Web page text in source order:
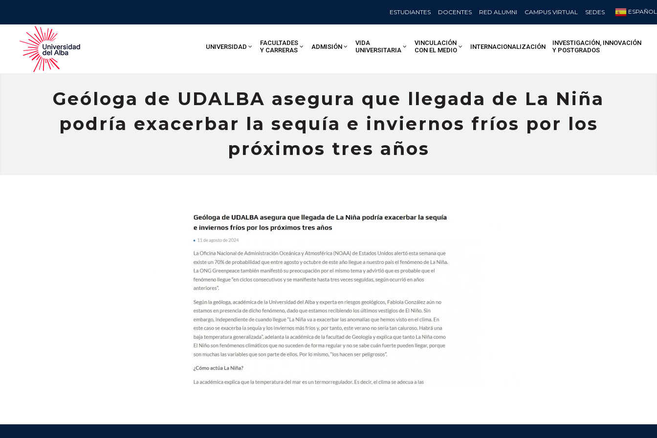
ESTUDIANTES DOCENTES RED ALUMNI CAMPUS VIRTUAL SEDES ESPAÑOL
UNIVERSIDAD
FACULTADES
Y CARRERAS
ADMISIÓN
VIDA
UNIVERSITARIA
VINCULACIÓN
CON EL MEDIO
INTERNACIONALIZACIÓN
INVESTIGACIÓN, INNOVACIÓN
Y POSTGRADOS
Geóloga de UDALBA asegura que llegada de La Niña
podría exacerbar la sequía e inviernos fríos por los
próximos tres años